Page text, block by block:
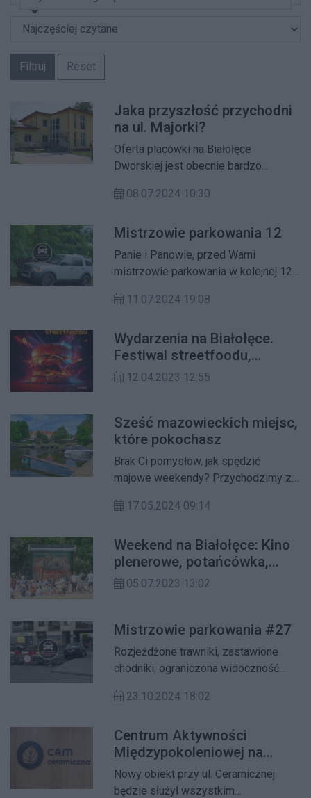
Filtruj Reset
Jaka przyszłość przychodni
na ul. Majorki?
Oferta placówki na Białołęce
Dworskiej jest obecnie bardzo
na pediatrę.
08.07.2024 10:30
Mistrzowie parkowania 12
Panie i Panowie, przed Wami
mistrzowie parkowania w kolejnej 12
sposób. Oczywiście nadal występuję
zielonego (trawniki, drzewa, krzewy).
11.07.2024 19:08
Wydarzenia na Białołęce.
Festiwal streetfoodu,
proszki Holi i koncert Natalii
12.04.2023 12:55
Sześć mazowieckich miejsc,
które pokochasz
Brak Ci pomysłów, jak spędzić
majowe weekendy? Przychodzimy z
województwie mazowieckim, które
17.05.2024 09:14
Weekend na Białołęce: Kino
plenerowe, potańcówka,
teatr i warsztaty dla dzieci!
05.07.2023 13:02
Mistrzowie parkowania #27
Rozjeżdżone trawniki, zastawione
chodniki, ograniczona widoczność
nieuprawnionych pojazdów na miejscu
wygląda krajobraz naszych
białołęckich ulic niemal każdego dnia.
Zobaczcie jak "Mistrzowie
parkowania" parkowali w tym tygodniu
23.10.2024 18:02
Centrum Aktywności
Międzypokoleniowej na
Białołęce.
Nowy obiekt przy ul. Ceramicznej
będzie służył wszystkim